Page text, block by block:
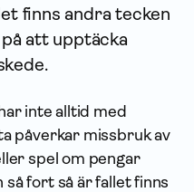
finns andra tecken
att upptäcka
inte alltid med
påverkar missbruk av
spel om pengar
fort så är fallet finns